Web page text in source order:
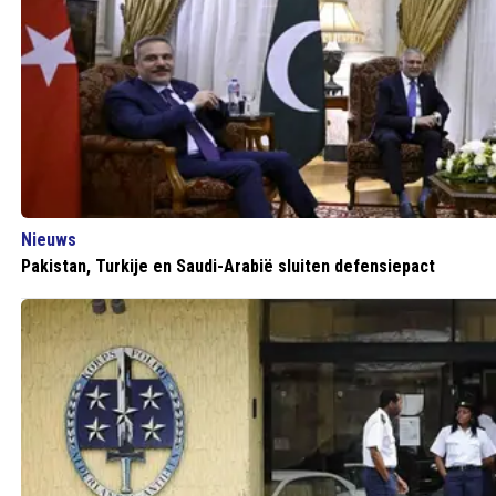
Nieuws
Pakistan, Turkije en Saudi-Arabië sluiten defensiepact